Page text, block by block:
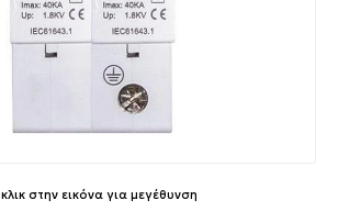
κλικ στην εικόνα για μεγέθυνση